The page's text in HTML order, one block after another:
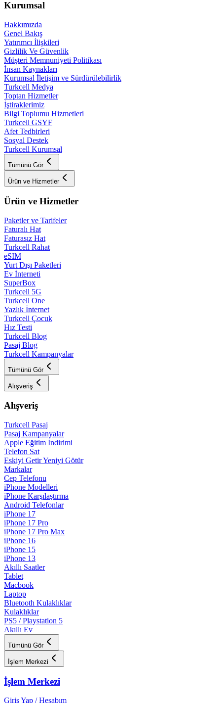
Kurumsal
Hakkımızda
Genel Bakış
Yatırımcı İlişkileri
Gizlilik Ve Güvenlik
Müşteri Memnuniyeti Politikası
İnsan Kaynakları
Kurumsal İletişim ve Sürdürülebilirlik
Turkcell Medya
Toptan Hizmetler
İştiraklerimiz
Bilgi Toplumu Hizmetleri
Turkcell GSYF
Afet Tedbirleri
Sosyal Destek
Turkcell Kurumsal
Tümünü Gör
Ürün ve Hizmetler
Ürün ve Hizmetler
Paketler ve Tarifeler
Faturalı Hat
Faturasız Hat
Turkcell Rahat
eSIM
Yurt Dışı Paketleri
Ev İnterneti
SuperBox
Turkcell 5G
Turkcell One
Yazlık İnternet
Turkcell Çocuk
Hız Testi
Turkcell Blog
Pasaj Blog
Turkcell Kampanyalar
Tümünü Gör
Alışveriş
Alışveriş
Turkcell Pasaj
Pasaj Kampanyalar
Apple Eğitim İndirimi
Telefon Sat
Eskiyi Getir Yeniyi Götür
Markalar
Cep Telefonu
iPhone Modelleri
iPhone Karşılaştırma
Android Telefonlar
iPhone 17
iPhone 17 Pro
iPhone 17 Pro Max
iPhone 16
iPhone 15
iPhone 13
Akıllı Saatler
Tablet
Macbook
Laptop
Bluetooth Kulaklıklar
Kulaklıklar
PS5 / Playstation 5
Akıllı Ev
Tümünü Gör
İşlem Merkezi
İşlem Merkezi
Giriş Yap / Hesabım